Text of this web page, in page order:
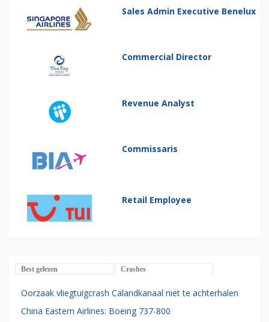
Sales Admin Executive Benelux
Commercial Director
Revenue Analyst
Commissaris
Retail Employee
Best gelezen Crashes
Oorzaak vliegtuigcrash Calandkanaal niet te achterhalen
China Eastern Airlines: Boeing 737-800